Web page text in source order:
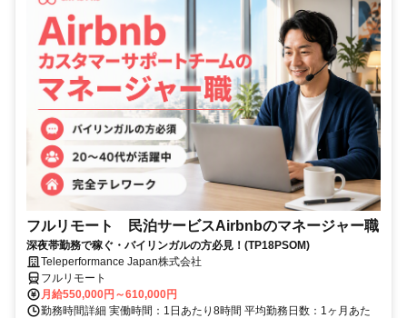
フルリモート 民泊サービスAirbnbのマネージャー職
深夜帯勤務で稼ぐ・バイリンガルの方必見！(TP18PSOM)
Teleperformance Japan株式会社
フルリモート
月給550,000円～610,000円
勤務時間詳細 実働時間：1日あたり8時間 平均勤務日数：1ヶ月あた